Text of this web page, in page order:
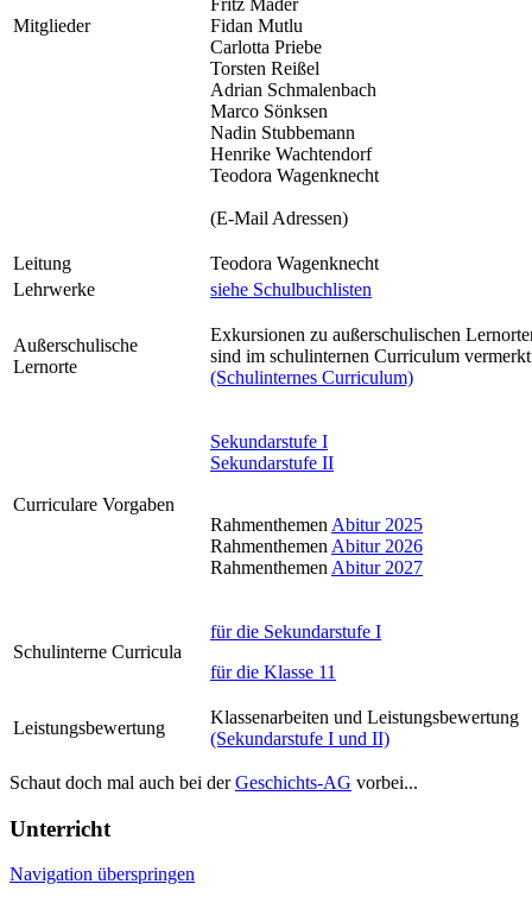
Mitglieder
Fritz Mader
Fidan Mutlu
Carlotta Priebe
Torsten Reißel
Adrian Schmalenbach
Marco Sönksen
Nadin Stubbemann
Henrike Wachtendorf
Teodora Wagenknecht
(E-Mail Adressen)
Leitung
Teodora Wagenknecht
Lehrwerke
siehe Schulbuchlisten
Außerschulische
Lernorte
Exkursionen zu außerschulischen
sind im schulinternen Curriculum vermerkt
(Schulinternes Curriculum)
Curriculare Vorgaben
Sekundarstufe I
Sekundarstufe II
Rahmenthemen Abitur 2025
Rahmenthemen Abitur 2026
Rahmenthemen Abitur 2027
Schulinterne Curricula
für die Sekundarstufe I
für die Klasse 11
Leistungsbewertung
Klassenarbeiten und Leistungsbewertung
(Sekundarstufe I und II)
Schaut doch mal auch bei derGeschichts-AG vorbei...
Unterricht
Navigation überspringen